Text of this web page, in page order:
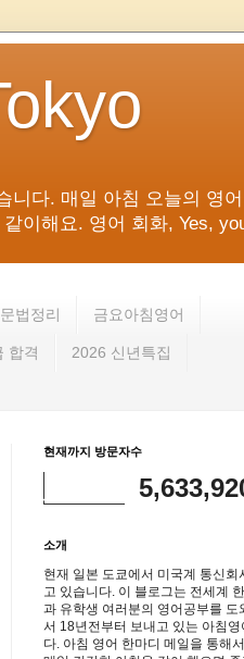
다. 매일 아침 오늘의 영어
이해요. 영어 회화, Yes,
법정리 금요아침영어
합격 2026 신년특집
현재까지 방문자수
소개
현재 일본 도쿄에서 미국계 통신회
고 있습니다. 이 블로그는 전세계
과 유학생 여러분의 영어공부를 도
서 18년전부터 보내고 있는 아침영
다. 아침 영어 한마디 메일을 통해